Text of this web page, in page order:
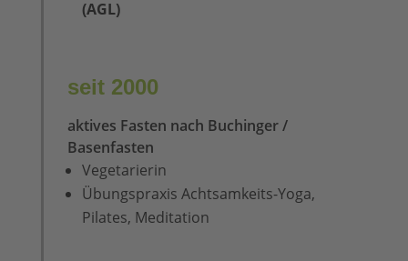
(AGL)
seit 2000
aktives Fasten nach Buchinger /
Basenfasten
Vegetarierin
Übungspraxis Achtsamkeits-Yoga,
Pilates, Meditation